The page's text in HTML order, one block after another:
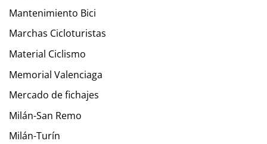
Mantenimiento Bici
Marchas Cicloturistas
Material Ciclismo
Memorial Valenciaga
Mercado de fichajes
Milán-San Remo
Milán-Turín